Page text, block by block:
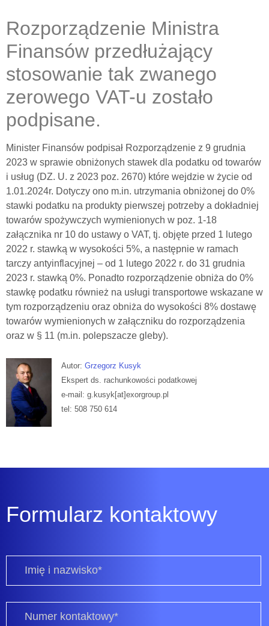
Rozporządzenie Ministra
Finansów przedłużający
stosowanie tak zwanego
zerowego VAT-u zostało
podpisane.
Minister Finansów podpisał Rozporządzenie z 9 grudnia
2023 w sprawie obniżonych stawek dla podatku od towarów
i usług (DZ. U. z 2023 poz. 2670) które wejdzie w życie od
1.01.2024r. Dotyczy ono m.in. utrzymania obniżonej do 0%
stawki podatku na produkty pierwszej potrzeby a dokładniej
towarów spożywczych wymienionych w poz. 1-18
załącznika nr 10 do ustawy o VAT, tj. objęte przed 1 lutego
2022 r. stawką w wysokości 5%, a następnie w ramach
tarczy antyinflacyjnej – od 1 lutego 2022 r. do 31 grudnia
2023 r. stawką 0%. Ponadto rozporządzenie obniża do 0%
stawkę podatku również na usługi transportowe wskazane w
tym rozporządzeniu oraz obniża do wysokości 8% dostawę
towarów wymienionych w załączniku do rozporządzenia
oraz w § 11 (m.in. polepszacze gleby).
Autor: Grzegorz Kusyk
Ekspert ds. rachunkowości podatkowej
e-mail: g.kusyk[at]exorgroup.pl
tel: 508 750 614
Formularz kontaktowy